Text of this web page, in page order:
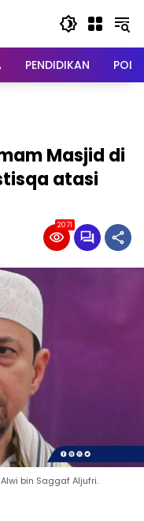
PENDIDIKAN
Masjid di
atasi
2071
bin Saggaf Aljufri.